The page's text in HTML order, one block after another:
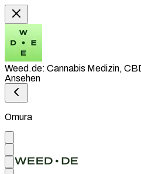
Weed.de: Cannabis Medizin,
Ansehen
Omura